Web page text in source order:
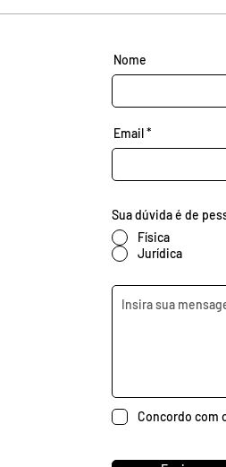
Nome
Email
Sua dúvida é de
Física
Jurídica
Concordo com